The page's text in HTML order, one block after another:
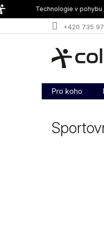
Přejít
na
Technologie v pohybu
+420 735
Pro koho